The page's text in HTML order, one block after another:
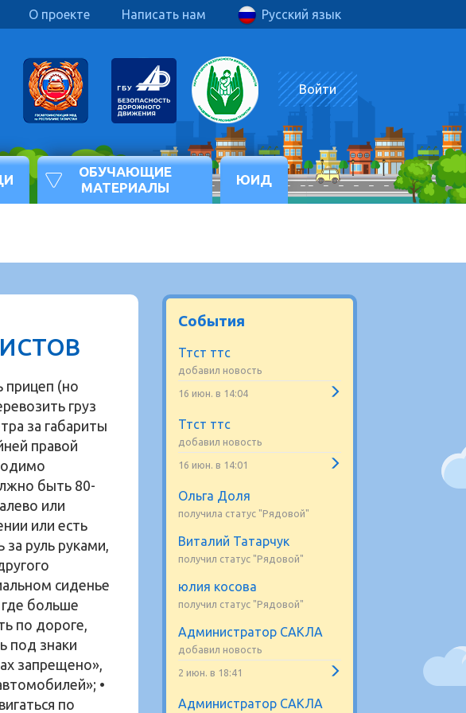
Русский язык
О проекте Написать нам
Войти
ОБУЧАЮЩИЕ
МАТЕРИАЛЫ
ЮИД
прицеп (но
груз
за габариты
правой
быть 80-
или
или есть
руль руками,
сиденье
где больше
по дороге,
под знаки
запрещено»,
•
по
События
Ттст ттс
добавил новость
16 июн. в 14:04
Ттст ттс
добавил новость
16 июн. в 14:01
Ольга Доля
получила статус "Рядовой"
Виталий Татарчук
получил статус "Рядовой"
юлия косова
получил статус "Рядовой"
Администратор САКЛА
добавил новость
2 июн. в 18:41
Администратор САКЛА